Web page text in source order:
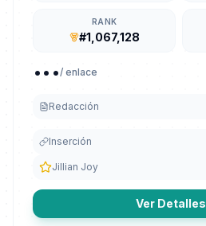
RANK
#1,067,128
.../ enlace
Redacción
Inserción
Jillian Joy
Ver Detalles